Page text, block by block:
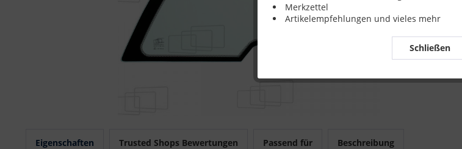
Eigenschaften Trusted Shops Bewertungen Passend für Beschreibung
Merkzettel
Artikelempfehlungen und vieles mehr
Schließen